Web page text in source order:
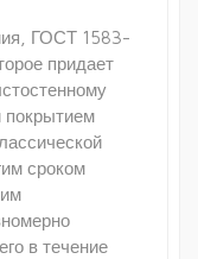
ГОСТ 1583-
придает
покрытием
сроком
в течение